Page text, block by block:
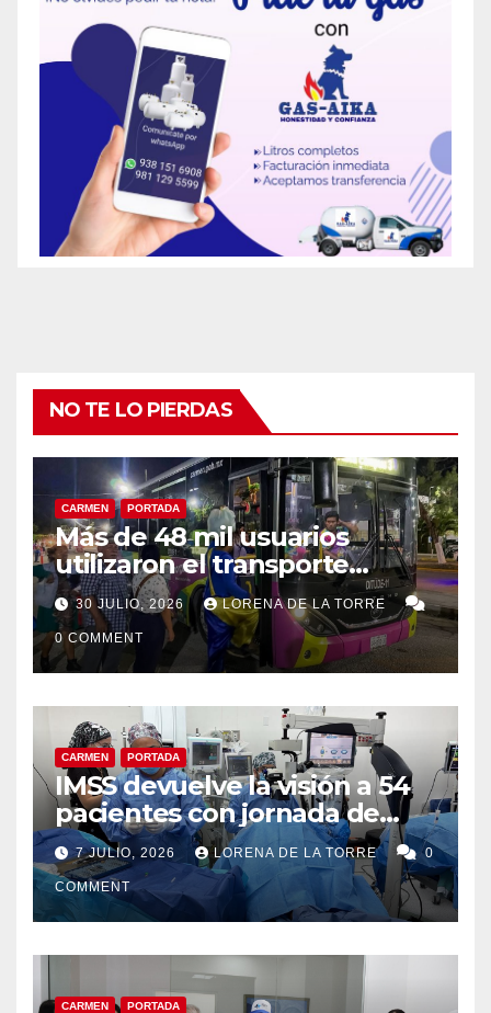
NO TE LO PIERDAS
CARMEN PORTADA
Más de 48 mil usuarios
utilizaron el transporte
“Amor por Carmen” durante
la Feria Carmen 2026
30 JULIO, 2026 LORENA DE LA TORRE
0 COMMENT
CARMEN PORTADA
IMSS devuelve la visión a 54
pacientes con jornada de
cirugías de cataratas en
Ciudad del Carmen
7 JULIO, 2026 LORENA DE LA TORRE 0
COMMENT
CARMEN PORTADA